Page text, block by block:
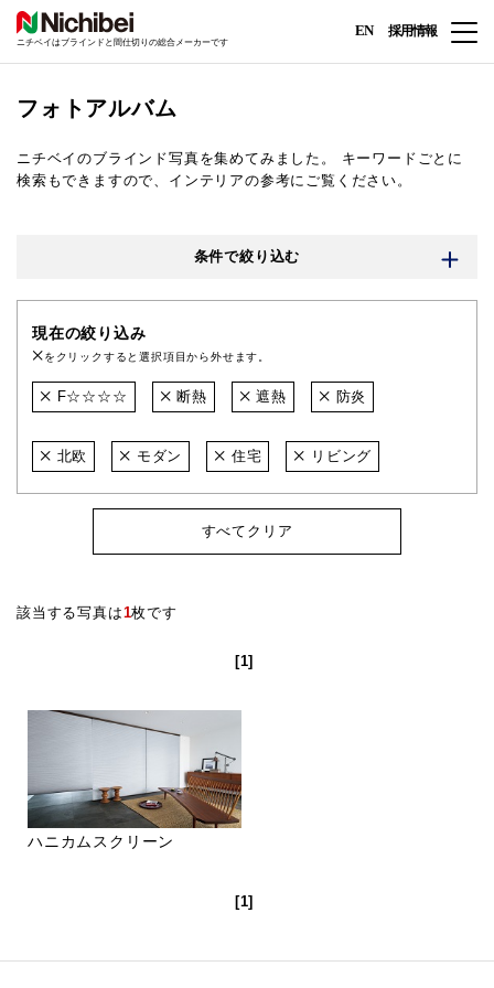
ニチベイはブラインドと間仕切りの総合メーカーです
EN 採用情報
フォトアルバム
ニチベイのブラインド写真を集めてみました。
キーワードごとに
検索もできますので、インテリアの参考にご覧ください。
条件で絞り込む
現在の絞り込み
をクリックすると選択項目から外せます。
F☆☆☆☆ 断熱 遮熱 防炎
北欧 モダン 住宅 リビング
すべてクリア
該当する写真は1枚です
[1]
ハニカムスクリーン
[1]